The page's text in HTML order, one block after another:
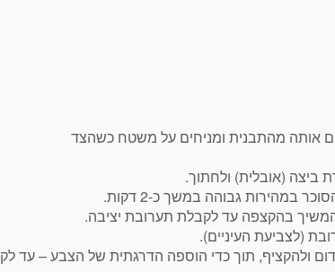
אותה מהתבנית ומניחים על משטח כשהצד
ביצה (אובלית) ולחתוך.
במהירות גבוהה במשך כ-2 דקות.
בהקצפה עד לקבלת תערובת יציבה.
ולהקציף, תוך כדי הוספה הדרגתית של הצבע – עד